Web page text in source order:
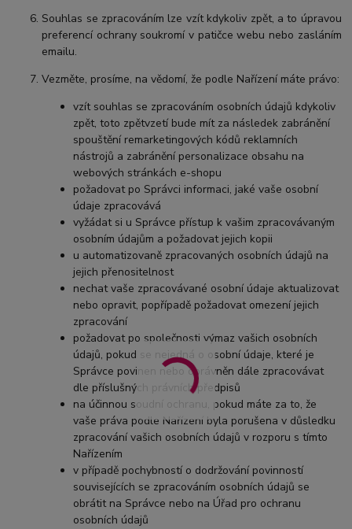
Souhlas se zpracováním lze vzít kdykoliv zpět, a to úpravou
preferencí ochrany soukromí v patičce webu nebo zasláním
emailu.
Vezměte, prosíme, na vědomí, že podle Nařízení máte právo:
vzít souhlas se zpracováním osobních údajů kdykoliv
zpět, toto zpětvzetí bude mít za následek zabránění
spouštění remarketingových kódů reklamních
nástrojů a zabránění personalizace obsahu na
webových stránkách e-shopu
požadovat po Správci informaci, jaké vaše osobní
údaje zpracovává
vyžádat si u Správce přístup k vašim zpracovávaným
osobním údajům a požadovat jejich kopii
u automatizovaně zpracovaných osobních údajů na
jejich přenositelnost
nechat vaše zpracovávané osobní údaje aktualizovat
nebo opravit, popřípadě požadovat omezení jejich
zpracování
požadovat po společnosti výmaz vašich osobních
údajů, pokud se nejedná o osobní údaje, které je
Správce povinen nebo oprávněn dále zpracovávat
dle příslušných právních předpisů
na účinnou soudní ochranu, pokud máte za to, že
vaše práva podle Nařízení byla porušena v důsledku
zpracování vašich osobních údajů v rozporu s tímto
Nařízením
v případě pochybností o dodržování povinností
souvisejících se zpracováním osobních údajů se
obrátit na Správce nebo na Úřad pro ochranu
osobních údajů